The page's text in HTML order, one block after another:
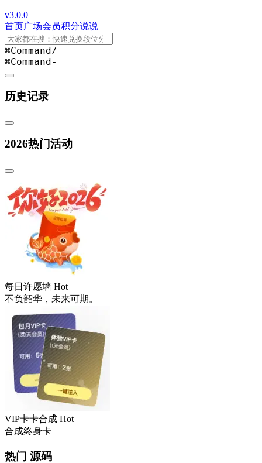
v3.0.0
首页广场会员积分说说
⌘Command/
⌘Command-
历史记录
2026热门活动
每日许愿墙 Hot
不负韶华，未来可期。
VIP卡卡合成 Hot
合成终身卡
热门 源码